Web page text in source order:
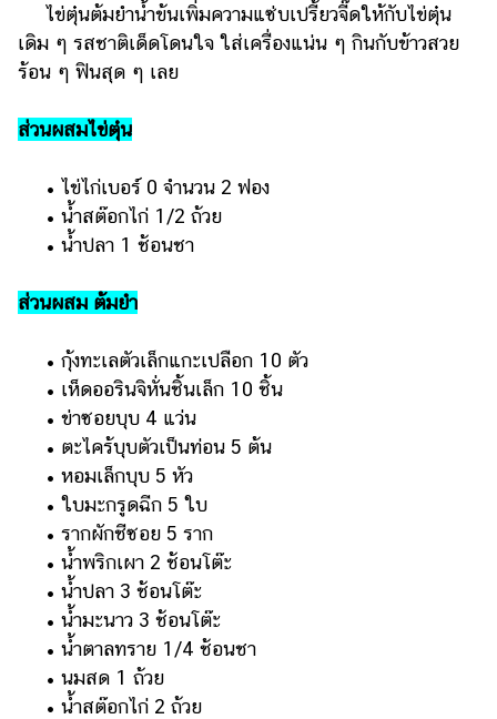
คอร์ส
ออนไลน์
เลข
ติดต่อ
โฆษณา
แจ้ง
เรา
ไข่ตุ๋นต้มยำน้ำข้นเพิ่มความแซ่บเปรี้ยวจี๊ดให้กับไข่ตุ๋น
เดิม ๆ รสชาติเด็ดโดนใจ ใส่เครื่องแน่น ๆ กินกับข้าวสวย
ร้อน ๆ ฟินสุด ๆ เลย
ส่วนผสมไข่ตุ๋น
• ไข่ไก่เบอร์ 0 จำนวน 2 ฟอง
• น้ำสต๊อกไก่ 1/2 ถ้วย
• น้ำปลา 1 ช้อนชา
ส่วนผสม ต้มยำ
• กุ้งทะเลตัวเล็กแกะเปลือก 10 ตัว
• เห็ดออรินจิหั่นชิ้นเล็ก 10 ชิ้น
• ข่าซอยบุบ 4 แว่น
• ตะไคร้บุบตัวเป็นท่อน 5 ต้น
• หอมเล็กบุบ 5 หัว
• ใบมะกรูดฉีก 5 ใบ
• รากผักชีซอย 5 ราก
• น้ำพริกเผา 2 ช้อนโต๊ะ
• น้ำปลา 3 ช้อนโต๊ะ
• น้ำมะนาว 3 ช้อนโต๊ะ
• น้ำตาลทราย 1/4 ช้อนชา
• นมสด 1 ถ้วย
• น้ำสต๊อกไก่ 2 ถ้วย